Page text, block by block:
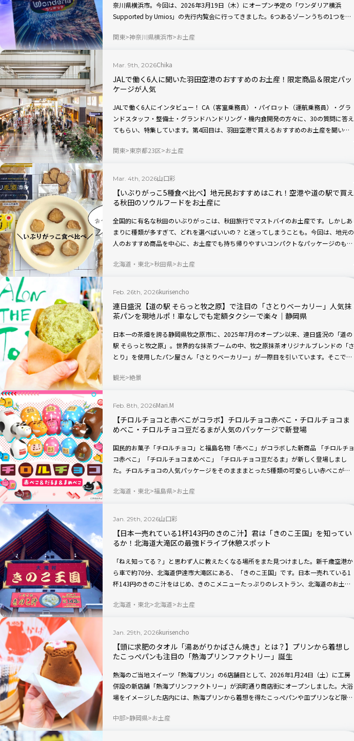
奈川県横浜市。今回は、2026年3月19日（木）にオープン予定の「ワンダリア横浜
Supported by Umios」の先行内覧会に行ってきました。6つあるゾーンうちの1つを体
関東 神奈川県横浜市 お土産
Mar. 9th, 2026Chika
JALで働く6人に聞いた羽田空港のおすすめのお土産！限定商品＆限定パッ
ケージが人気
JALで働く6人にインタビュー！ CA（客室乗務員）・パイロット（運航乗務員）・グラ
ンドスタッフ・整備士・グランドハンドリング・機内食開発の方々に、30の質問に答え
てもらい、特集しています。第4回目は、羽田空港で買えるおすすめのお土産を聞いて
関東 東京都23区 お土産
Mar. 4th, 2026山口彩
【いぶりがっこ5種食べ比べ】地元民おすすめはこれ！空港や道の駅で買え
る秋田のソウルフードをお土産に
全国的に有名な秋田のいぶりがっこは、秋田旅行でマストバイのお土産です。しかしあ
まりに種類が多すぎて、どれを選べばいいの？ と迷ってしまうことも。今回は、地元の
人のおすすめ商品を中心に、お土産でも持ち帰りやすいコンパクトなパッケージのもの
わり種の進化系商品、いぶりがっこクリームチーズやいぶりがっこタルタルなどアレン
北海道・東北 秋田県 お土産
Feb. 26th, 2026kurisencho
連日盛況【道の駅 そらっと牧之原】で注目の「さとりベーカリー」人気抹
茶パンを現地ルポ！車なしでも定額タクシーで楽々｜静岡県
日本一の茶畑を誇る静岡県牧之原市に、2025年7月のオープン以来、連日盛況の「道の
駅 そらっと牧之原」。世界的な抹茶ブームの中、牧之原抹茶オリジナルブレンドの「さ
とり」を使用したパン屋さん「さとりベーカリー」が一際目を引いています。そこで今
観光 絶景
Feb. 8th, 2026Mari.M
【チロルチョコと赤べこがコラボ】チロルチョコ赤べこ・チロルチョコま
めべこ・チロルチョコ豆だるまが人気のパッケージで新登場
国民的お菓子「チロルチョコ」と福島名物「赤べこ」がコラボした新商品 「チロルチョ
コ赤べこ」「チロルチョコまめべこ」「チロルチョコ豆だるま」が新しく登場しまし
た。チロルチョコの人気パッケージをそのまままとった5種類の可愛らしい赤べこが販
北海道・東北 福島県 お土産
Jan. 29th, 2026山口彩
【日本一売れている1杯143円のきのこ汁】君は「きのこ王国」を知ってい
るか！北海道大滝区の最強ドライブ休憩スポット
「ねえ知ってる？」と思わず人に教えたくなる場所をまた見つけました。新千歳空港か
ら車で約70分、北海道伊達市大滝区にある、「きのこ王国」です。日本一売れている1
杯143円のきのこ汁をはじめ、きのこメニューたっぷりのレストラン、北海道のお土産
な黄色い恐竜のマイケルくんです！
北海道・東北 北海道 お土産
Jan. 29th, 2026kurisencho
【頭に求肥のタオル「湯あがりかばさん焼き」とは？】プリンから着想し
たこっぺパンも注目の「熱海プリンファクトリー」誕生
熱海のご当地スイーツ「熱海プリン」の6店舗目として、2026年1月24日（土）に工房
併設の新店舗「熱海プリンファクトリー」が浜町通り商店街にオープンしました。大浴
場をイメージした店内には、熱海プリンから着想を得たこっぺパンや皿プリンなど限定
注目スポットです！
中部 静岡県 お土産